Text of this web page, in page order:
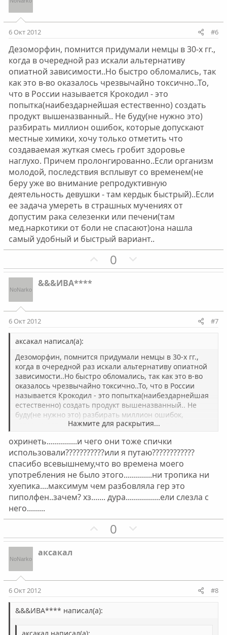
т
н
ы
й
г
о
л
о
с
т
н
ы
й
г
о
л
о
с
6 Окт 2012 #6
Дезоморфин, помнится придумали немцы в 30-х гг.,
когда в очередной раз искали альтернативу
опиатной зависимости..Но быстро обломались, так
как это в-во оказалось чрезвычайно токсично..То,
что в России называется Крокодил - это
попытка(наибездарнейшая естественно) создать
продукт вышеназванный.. Не буду(не нужно это)
разбирать миллион ошибок, которые допускают
местные химики, хочу только отметить что
создаваемая жуткая смесь гробит здоровье
наглухо. Причем пролонгированно..Если организм
молодой, последствия всплывут со временем(не
беру уже во внимание репродуктивную
деятельность девушки - там кердык быстрый)..Если
ее задача умереть в страшных мучениях от
допустим рака селезенки или печени(там
мед.наркотики от боли не спасают)она нашла
самый удобный и быстрый вариант..
П
о
т
ы
й
г
о
л
о
с
0
е
т
ы
й
г
о
л
о
с
&&&ИВА****
6 Окт 2012 #7
аксакал написал(а):
Дезоморфин, помнится придумали немцы в 30-х гг.,
когда в очередной раз искали альтернативу опиатной
зависимости..Но быстро обломались, так как это в-во
оказалось чрезвычайно токсично..То, что в России
называется Крокодил - это попытка(наибездарнейшая
естественно) создать продукт вышеназванный.. Не
буду(не нужно это) разбирать миллион ошибок,
которые допускают местные химики, хочу только
здоровье наглухо. Причем пролонгированно..Если
организм молодой, последствия всплывут со
временем(не беру уже во внимание репродуктивную
деятельность девушки - там кердык быстрый)..Если ее
задача умереть в страшных мучениях от допустим
рака селезенки или печени(там мед.наркотики от боли
не спасают)она нашла самый удобный и быстрый
вариант..
Нажмите для раскрытия...
охринеть...............и чего они тоже спички
использовали???????????или я путаю????????????
спасибо всевышнему,что во времена моего
употребления не было этого..............ни тропика ни
хуепика....максимум чем разбовляла гер это
пиполфен..зачем? хз....... дура.................ели слезла с
него.........
П
о
т
н
0
е
т
аксакал
6 Окт 2012 #8
&&&ИВА**** написал(а):